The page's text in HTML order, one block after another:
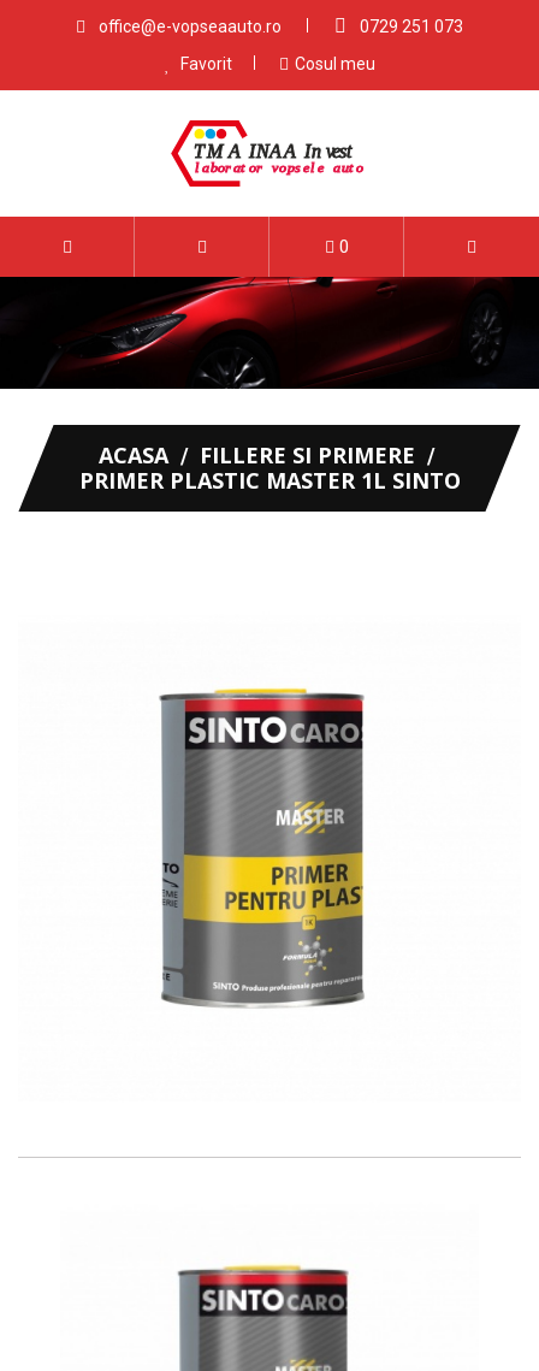
office@e-vopseaauto.ro
0729 251 073
Favorit
Cosul meu
0
ACASA
FILLERE SI PRIMERE
PRIMER PLASTIC MASTER 1L SINTO